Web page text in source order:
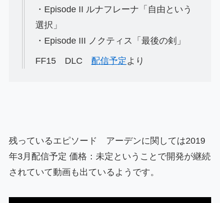
・Episode II ルナフレーナ「自由という
選択」
・Episode III ノクティス「最後の剣」
FF15 DLC 配信予定 より
残っているエピソード アーデンに関しては2019
年3月配信予定 価格：未定ということで開発が継続
されていて動画も出ているようです。